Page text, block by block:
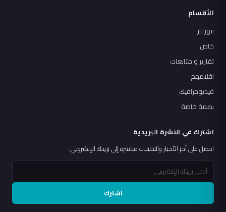
الأقسام
نيوز بار
خاص
تقارير و متابعات
اقلامهم
فيديوجرافيك
بصمة خاصة
اشترك في النشرة البريدية
احصل على آخر الأخبار والتحليلات مباشرة إلى بريدك الإلكتروني.
اشترك